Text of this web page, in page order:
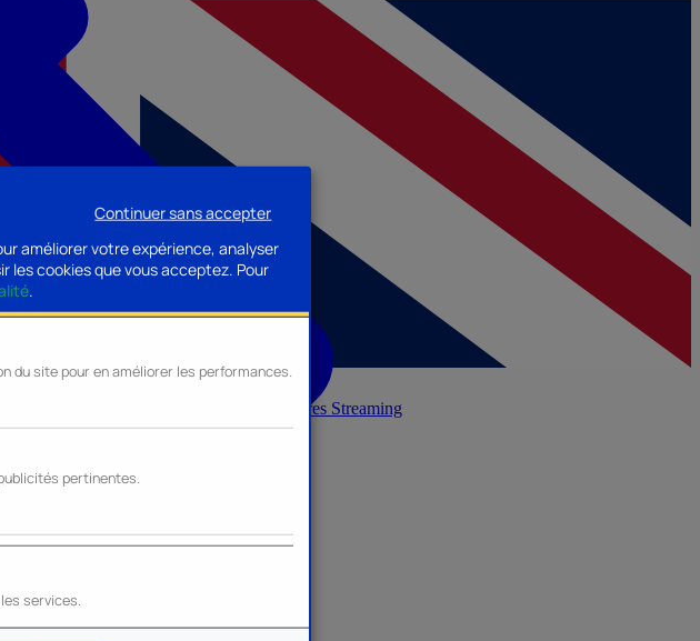
améliorer votre expérience, analyser
les cookies que vous acceptez. Pour
.
du site pour en améliorer les performances.
pertinentes.
services.
Continuer sans accepter
Accessoires Streaming